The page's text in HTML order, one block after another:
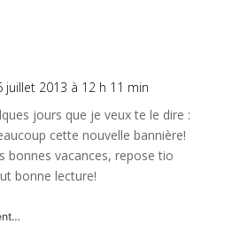
juillet 2013 à 12 h 11 min
jours que je veux te le dire :
cette nouvelle bannière!
bonnes vacances, repose tio
bonne lecture!